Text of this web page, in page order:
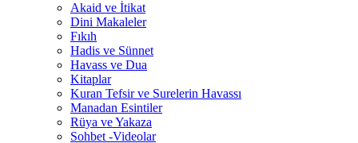
Akaid ve İtikat
Dini Makaleler
Fıkıh
Hadis ve Sünnet
Havass ve Dua
Kitaplar
Kuran Tefsir ve Surelerin Havassı
Manadan Esintiler
Rüya ve Yakaza
Sohbet -Videolar